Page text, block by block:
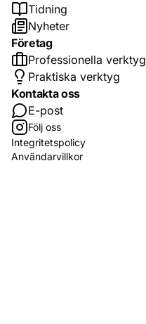
Tidning
Nyheter
Företag
Professionella verktyg
Praktiska verktyg
Kontakta oss
E-post
Följ oss
Integritetspolicy
Användarvillkor